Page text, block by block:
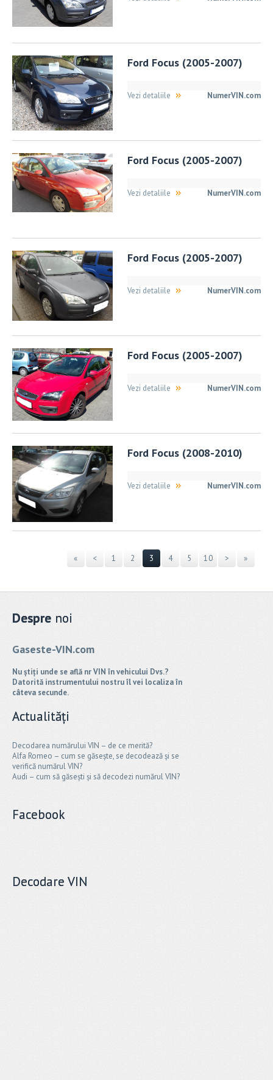
Ford Focus (2005-2007)
NumerVIN.com
Vezi detaliile
Ford Focus (2005-2007)
NumerVIN.com
Vezi detaliile
Ford Focus (2005-2007)
NumerVIN.com
Vezi detaliile
Ford Focus (2005-2007)
NumerVIN.com
Vezi detaliile
Ford Focus (2008-2010)
NumerVIN.com
Vezi detaliile
« < 1 2 3 4 5 10 > »
Despre noi
Gaseste-VIN.com
Nu știți unde se află nr VIN în vehicului Dvs.?
Datorită instrumentului nostru îl vei localiza în
câteva secunde.
Actualități
Decodarea numărului VIN – de ce merită?
Alfa Romeo – cum se găsește, se decodează și se
verifică numărul VIN?
Audi – cum să găsești și să decodezi numărul VIN?
Facebook
Decodare VIN